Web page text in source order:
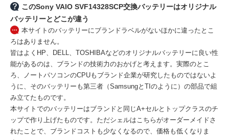
このSony VAIO SVF14328SCP交換バッテリーはオリジナル
バッテリーとどこが違う
本サイトのバッテリーにブランドラベルがないほかに違ったとこ
ろはありません。
皆はよくHP、DELL、TOSHIBAなどのオリジナルバッテリーに良い性
能があるのは、ブランドの技術力のおかげと考えます。実際のとこ
ろ、ノートパソコンのCPUもブランド企業が研究したものではないよ
うに、そのバッテリーも第三者（SamsungとTIのように）の部品で組
み立てたものです。
本サイトでのバッテリーはブランドと同じA+セルとトップクラスのチ
ップで作り上げたものです。ただシェルはこちらがオーダーメイドさ
れたことで、ブランドコストも少なくなるので、価格も低くなりま